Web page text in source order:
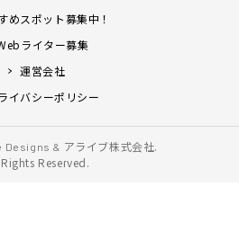
めスポット募集中！
ライター募集
運営会社
イバシーポリシー
Designs & アライブ株式会社.
Reserved.